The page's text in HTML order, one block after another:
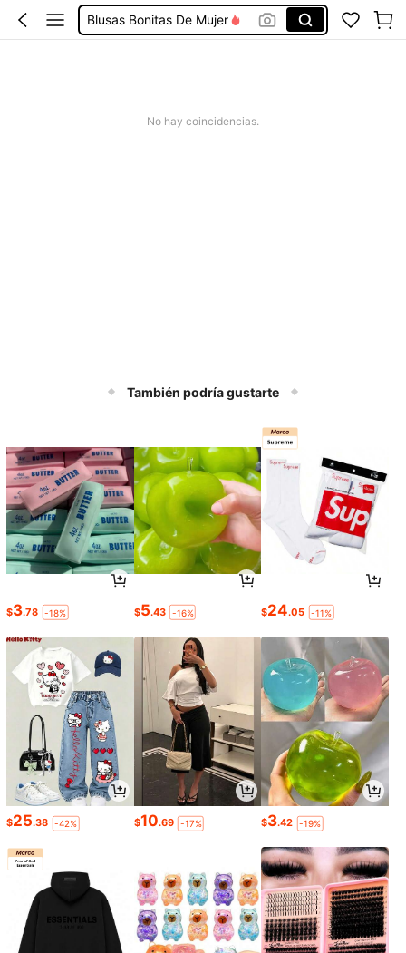
Blusas Bonitas De Mujer
No hay coincidencias.
También podría gustarte
$3.78 -18% $5.43 -16% $24.05 -11%
$25.38 -42% $10.69 -17% $3.42 -19%